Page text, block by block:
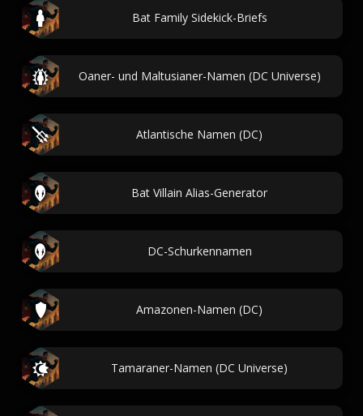
Bat Family Sidekick-Briefs
Oaner- und Maltusianer-Namen (DC Universe)
Atlantische Namen (DC)
Bat Villain Alias-Generator
DC-Schurkennamen
Amazonen-Namen (DC)
Tamaraner-Namen (DC Universe)